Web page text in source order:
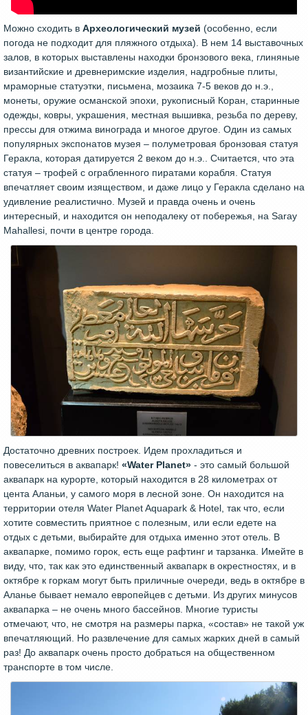
Можно сходить в Археологический музей (особенно, если
погода не подходит для пляжного отдыха). В нем 14 выставочных
залов, в которых выставлены находки бронзового века, глиняные
византийские и древнеримские изделия, надгробные плиты,
мраморные статуэтки, письмена, мозаика 7-5 веков до н.э.,
монеты, оружие османской эпохи, рукописный Коран, старинные
одежды, ковры, украшения, местная вышивка, резьба по дереву,
прессы для отжима винограда и многое другое. Один из самых
популярных экспонатов музея – полуметровая бронзовая статуя
Геракла, которая датируется 2 веком до н.э.. Считается, что эта
статуя – трофей с ограбленного пиратами корабля. Статуя
впечатляет своим изяществом, и даже лицо у Геракла сделано на
удивление реалистично. Музей и правда очень и очень
интересный, и находится он неподалеку от побережья, на Saray
Mahallesi, почти в центре города.
Достаточно древних построек. Идем прохладиться и
повеселиться в аквапарк! «Water Planet» - это самый большой
аквапарк на курорте, который находится в 28 километрах от
цента Аланьи, у самого моря в лесной зоне. Он находится на
территории отеля Water Planet Aquapark & Hotel, так что, если
хотите совместить приятное с полезным, или если едете на
отдых с детьми, выбирайте для отдыха именно этот отель. В
аквапарке, помимо горок, есть еще рафтинг и тарзанка. Имейте в
виду, что, так как это единственный аквапарк в окрестностях, и в
октябре к горкам могут быть приличные очереди, ведь в октябре в
Аланье бывает немало европейцев с детьми. Из других минусов
аквапарка – не очень много бассейнов. Многие туристы
отмечают, что, не смотря на размеры парка, «состав» не такой уж
впечатляющий. Но развлечение для самых жарких дней в самый
раз! До аквапарк очень просто добраться на общественном
транспорте в том числе.